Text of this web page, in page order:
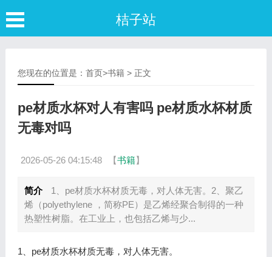
桔子站
您现在的位置是： 首页>书籍> 正文
pe材质水杯对人有害吗 pe材质水杯材质
无毒对吗
2026-05-26 04:15:48 【书籍】
简介
1、pe材质水杯材质无毒，对人体无害。2、聚乙
烯（polyethylene ，简称PE）是乙烯经聚合制得的一种
热塑性树脂。在工业上，也包括乙烯与少...
1、pe材质水杯材质无毒，对人体无害。